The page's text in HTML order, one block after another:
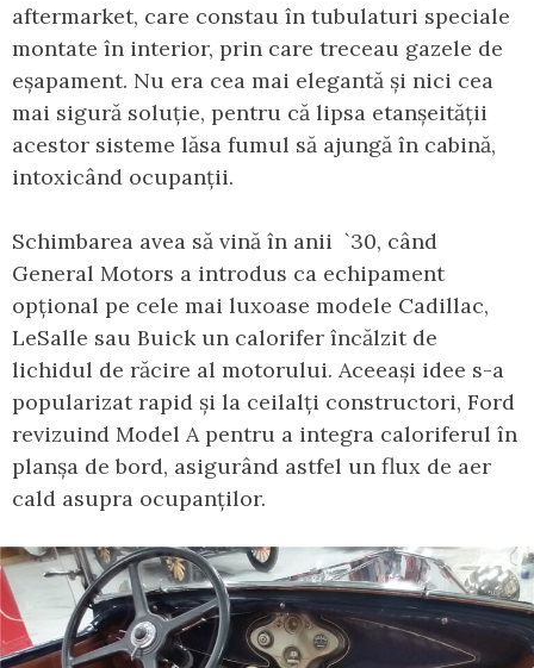
aftermarket, care constau în tubulaturi speciale
montate în interior, prin care treceau gazele de
eșapament. Nu era cea mai elegantă și nici cea
mai sigură soluție, pentru că lipsa etanșeității
acestor sisteme lăsa fumul să ajungă în cabină,
intoxicând ocupanții.
Schimbarea avea să vină în anii `30, când
General Motors a introdus ca echipament
opțional pe cele mai luxoase modele Cadillac,
LeSalle sau Buick un calorifer încălzit de
lichidul de răcire al motorului. Aceeași idee s-a
popularizat rapid și la ceilalți constructori, Ford
revizuind Model A pentru a integra caloriferul în
planșa de bord, asigurând astfel un flux de aer
cald asupra ocupanților.